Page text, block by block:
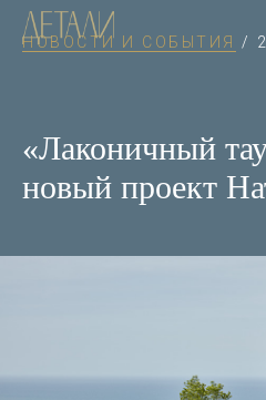
НОВОСТИ И СОБЫТИЯ /
«Лаконичный
новый проект